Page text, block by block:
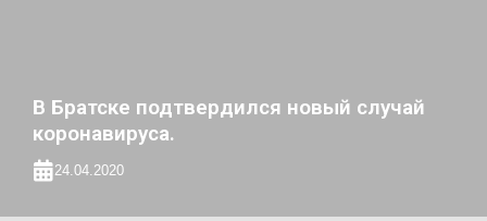
В Братске подтвердился новый случай
коронавируса.
24.04.2020